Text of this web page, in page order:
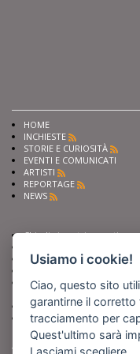
HOME
INCHIESTE
STORIE E CURIOSITÀ
EVENTI E COMUNICATI
ARTISTI
REPORTAGE
NEWS
Chiedi ai nostri esperti
Fai pubblicità con noi
Iscriviti al nostro corso di
giornalismo
Compra i nostri libri
Entra in Barinedita Map
Usiamo i cookie!
Ciao, questo sito
garantirne il
tracciamento per
Quest'ultimo sarà
Lasciami scegliere